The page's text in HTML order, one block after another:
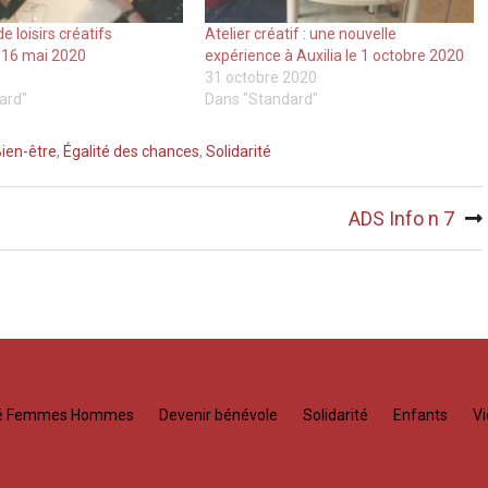
loisirs créatifs
mai 2020
Atelier créatif : une nouvelle
expérience à Auxilia le 1 octobre 2020
31 octobre 2020
Dans "Standard"
être, Égalité des chances, Solidarité
ADS Info n 7
Femmes Hommes Devenir bénévole Solidarité Enfants